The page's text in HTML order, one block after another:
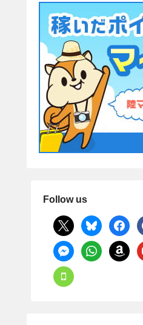
Follow us
x bluesky facebook
messengerwhatsappamazon
mobile